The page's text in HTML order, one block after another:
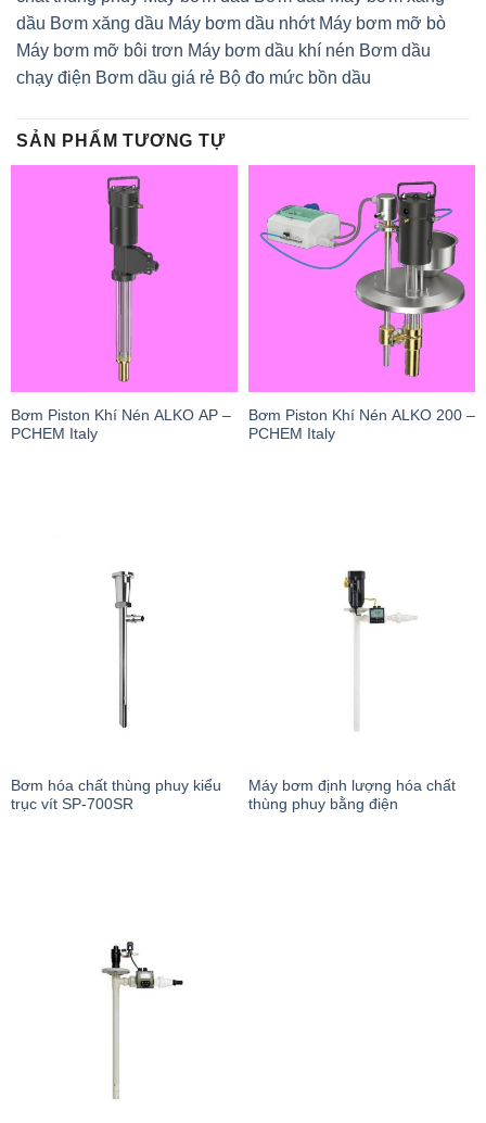
dầu Bơm xăng dầu Máy bơm dầu nhớt Máy bơm mỡ bò
Máy bơm mỡ bôi trơn Máy bơm dầu khí nén Bơm dầu
chạy điện Bơm dầu giá rẻ Bộ đo mức bồn dầu
SẢN PHẨM TƯƠNG TỰ
Bơm Piston Khí Nén ALKO AP –
PCHEM Italy
Bơm Piston Khí Nén ALKO 200 –
PCHEM Italy
Bơm hóa chất thùng phuy kiểu
trục vít SP-700SR
Máy bơm định lượng hóa chất
thùng phuy bằng điện